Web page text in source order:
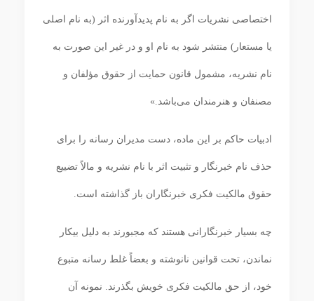
اختصاصی نشریات اگر به نام پدیدآورنده اثر (به نام اصلی
یا مستعار) منتشر شود به نام او و در غیر این صورت به
نام نشریه، مشمول قانون حمایت از حقوق مؤلفان و
مصنفان و هنرمندان می‌باشد.»
ادبیات حاکم بر این ماده، دست مدیران رسانه را برای
حذف نام خبرنگار و تثبیت اثر با نام نشریه و مالاً تضییع
حقوق مالکیت فکری خبرنگاران باز گذاشته است.
چه بسیار خبرنگارانی هستند که مجبورند به دلیل بیکار
نماندن، تحت قوانین نانوشته و بعضاً غلط رسانه متبوع
خود، از حق مالکیت فکری خویش بگذرند. نمونه آن